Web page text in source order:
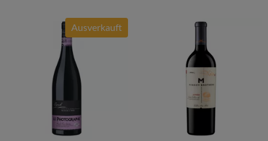
Ausverkauft